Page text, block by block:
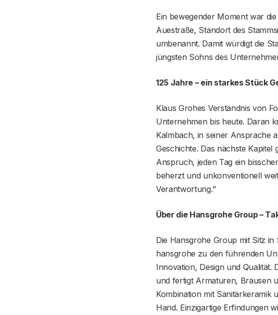
Ein bewegender Moment war
Auestraße, Standort des
umbenannt. Damit würdigt die
jüngsten Sohns des
125 Jahre – ein starkes Stück
Klaus Grohes Verständnis von
Unternehmen bis heute. Daran
Kalmbach, in seiner Ansprache
Geschichte. Das nächste Kapitel
Anspruch, jeden Tag ein
beherzt und unkonventionell
Verantwortung.”
Über die Hansgrohe Group –
Die Hansgrohe Group mit Sitz
hansgrohe zu den führenden
Innovation, Design und Qualität.
und fertigt Armaturen, Brausen
Kombination mit Sanitärkeramik
Hand. Einzigartige Erfindungen